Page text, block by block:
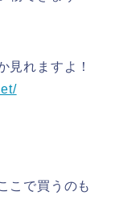
見れますよ！
こで買うのも